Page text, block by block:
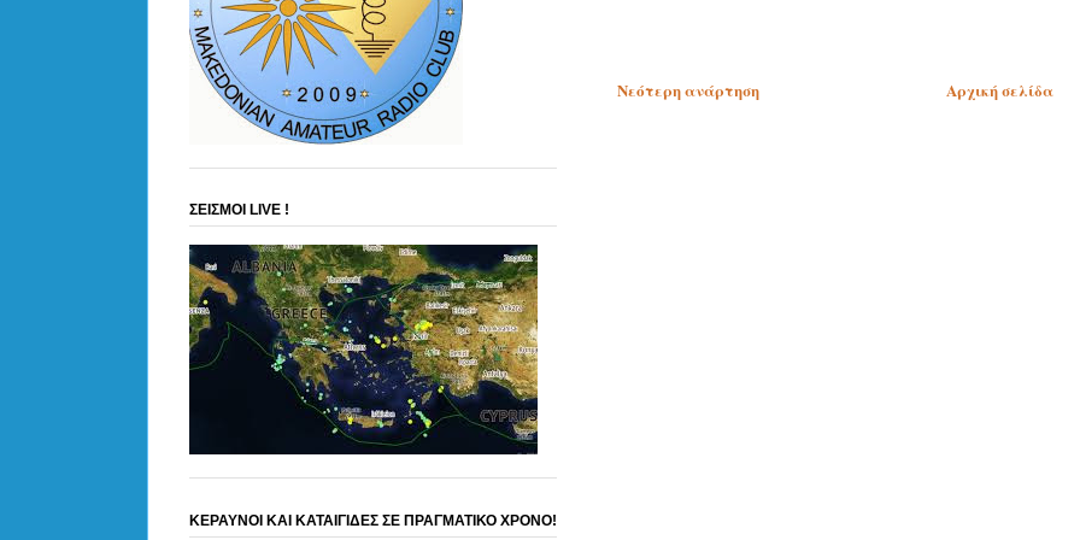
Νεότερη ανάρτηση Αρχική σελίδα
ΣΕΙΣΜΟΙ LIVE !
ΚΕΡΑΥΝΟΙ ΚΑΙ ΚΑΤΑΙΓΙΔΕΣ ΣΕ ΠΡΑΓΜΑΤΙΚΟ ΧΡΟΝΟ!